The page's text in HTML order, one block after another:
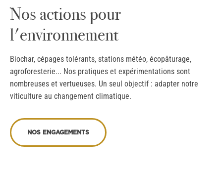
Nos actions pour
l'environnement
Biochar, cépages tolérants, stations météo, écopâturage,
agroforesterie... Nos pratiques et expérimentations sont
nombreuses et vertueuses. Un seul objectif : adapter notre
viticulture au changement climatique.
NOS ENGAGEMENTS